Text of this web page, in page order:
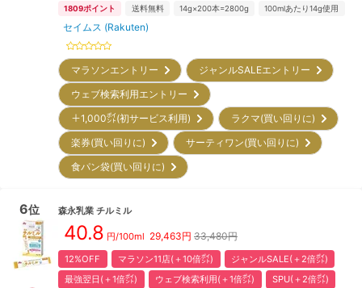
1809ポイント 送料無料 14g×200本=2800g 100mlあたり14g使用
セイムス (Rakuten)
マラソンエントリー
ジャンルSALEエントリー
ウェブ検索利用エントリー
＋1,000㌽(初サービス利用)
ラクマ(買い回りに)
楽券(買い回りに)
サーティワン(買い回りに)
食パン袋(買い回りに)
6位 森永乳業 チルミル
40.8 円/100ml 29,463円 33,480円
12%OFF マラソン11店(＋10倍㌽)
ジャンルSALE(＋2倍㌽)
最強翌日(＋1倍㌽)
ウェブ検索利用(＋1倍㌽) SPU(＋2倍㌽)